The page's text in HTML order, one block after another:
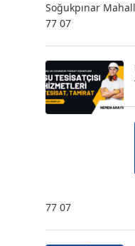
Soğukpınar
77 07
77 07